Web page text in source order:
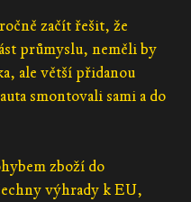
začít řešit, že
průmyslu, neměli by
ale větší přidanou
smontovali sami a do
zboží do
výhrady k EU,